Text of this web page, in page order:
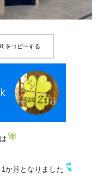
をコピーする
か月となりました